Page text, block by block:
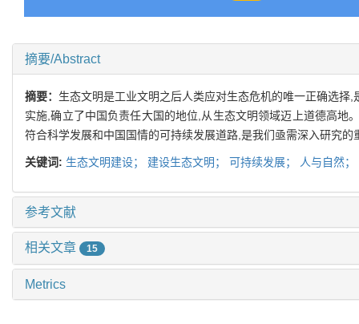
摘要/Abstract
摘要： 生态文明是工业文明之后人类应对生态危机的唯一正确选择
实施,确立了中国负责任大国的地位,从生态文明领域迈上道德高
符合科学发展和中国国情的可持续发展道路,是我们亟需深入研究的
关键词: 生态文明建设； 建设生态文明； 可持续发展； 人与自然；
参考文献
相关文章 15
Metrics